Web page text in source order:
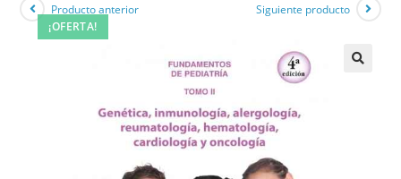
¡OFERTA!
Producto anterior Siguiente producto